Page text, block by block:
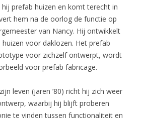
prefab huizen en komt terecht in
hem na de oorlog de functie op
van Nancy. Hij ontwikkelt
voor daklozen. Het prefab
voor zichzelf ontwerpt, wordt
voor prefab fabricage.
leven (jaren ’80) richt hij zich weer
waarbij hij blijft proberen
te vinden tussen functionaliteit en